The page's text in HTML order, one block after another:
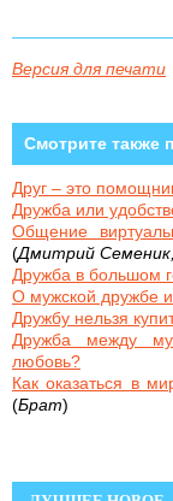
Версия для печати
Смотрите также
Друг – это
Дружба или
Общение
(Дмитрий
Дружба в большом
О мужской дружбе
Дружбу нельзя
Дружба между
любовь?
Как оказаться в
(Брат)